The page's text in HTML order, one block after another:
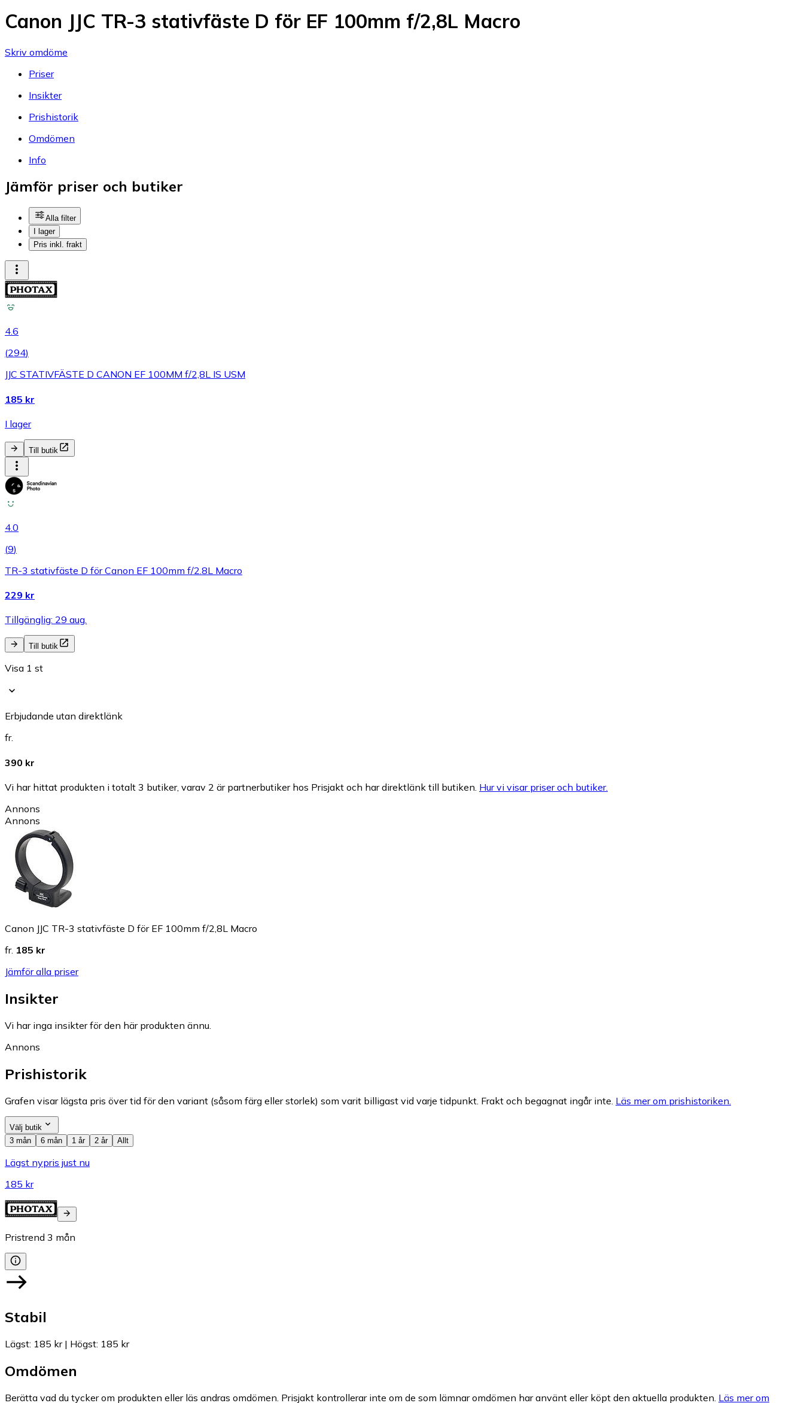
Canon JJC TR-3 stativfäste D för EF 100mm f/2,8L Macro
Skriv omdöme
Priser
Insikter
Prishistorik
Omdömen
Info
Jämför priser och butiker
Alla filter
I lager
Pris inkl. frakt
4.6
(294)
JJC STATIVFÄSTE D CANON EF 100MM f/2,8L IS USM
185 kr
I lager
Till butik
4.0
(9)
TR-3 stativfäste D för Canon EF 100mm f/2.8L Macro
229 kr
Tillgänglig: 29 aug.
Till butik
Visa 1 st
Erbjudande utan direktlänk
fr.
390 kr
Vi har hittat produkten i totalt 3 butiker, varav 2 är partnerbutiker hos Prisjakt och har direktlänk till butiken. Hur vi visar priser och butiker.
Annons
Annons
Canon JJC TR-3 stativfäste D för EF 100mm f/2,8L Macro
fr. 185 kr
Jämför alla priser
Insikter
Vi har inga insikter för den här produkten ännu.
Annons
Prishistorik
Grafen visar lägsta pris över tid för den variant (såsom färg eller storlek) som varit billigast vid varje tidpunkt. Frakt och begagnat ingår inte. Läs mer om prishistoriken.
Välj butik
3 mån
6 mån 1 år 2 år Allt
Lägst nypris just nu
185 kr
Pristrend 3 mån
Stabil
Lägst: 185 kr| Högst: 185 kr
Omdömen
Berätta vad du tycker om produkten eller läs andras omdömen. Prisjakt kontrollerar inte om de som lämnar omdömen har använt eller köpt den aktuella produkten. Läs mer om